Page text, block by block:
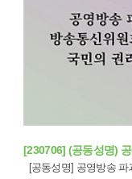
[230706] (공동성명)